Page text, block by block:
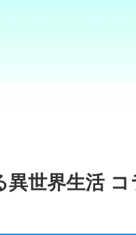
異世界生活